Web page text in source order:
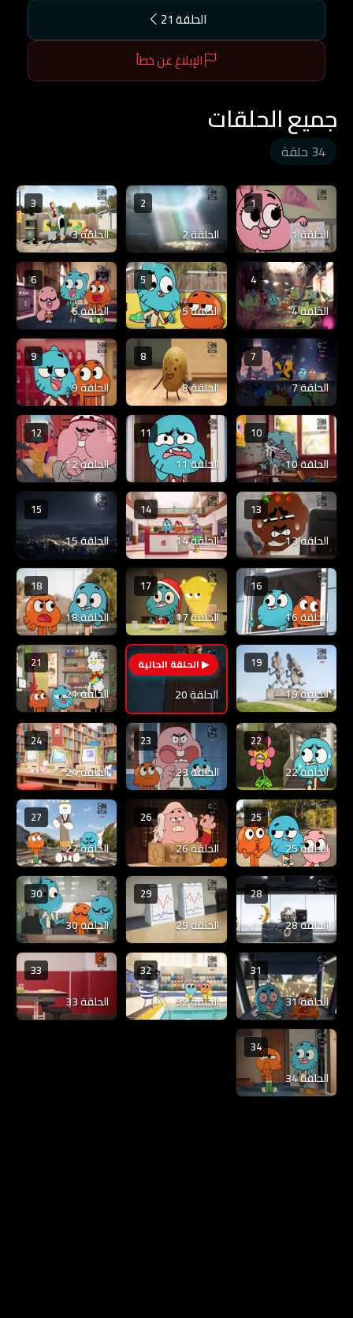
الحلقة 21
الإبلاغ عن خطأ
جميع الحلقات
34 حلقة
1
الحلقة 1
2
الحلقة 2
3
الحلقة 3
4
الحلقة 4
5
الحلقة 5
6
الحلقة 6
7
الحلقة 7
8
الحلقة 8
9
الحلقة 9
10
الحلقة 10
11
الحلقة 11
12
الحلقة 12
13
الحلقة 13
14
الحلقة 14
15
الحلقة 15
16
الحلقة 16
17
الحلقة 17
18
الحلقة 18
19
الحلقة 19
20
الحلقة 20
21
الحلقة 21
22
الحلقة 22
23
الحلقة 23
24
الحلقة 24
25
الحلقة 25
26
الحلقة 26
27
الحلقة 27
28
الحلقة 28
29
الحلقة 29
30
الحلقة 30
31
الحلقة 31
32
الحلقة 32
33
الحلقة 33
34
الحلقة 34